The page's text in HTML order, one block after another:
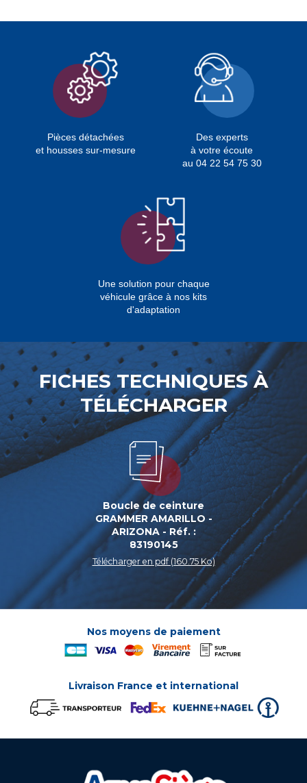
Pièces détachées
et housses sur-mesure
Des experts
à votre écoute
au 04 22 54 75 30
Une solution pour chaque
véhicule grâce à nos kits
d'adaptation
FICHES TECHNIQUES À
TÉLÉCHARGER
Boucle de ceinture
GRAMMER AMARILLO -
ARIZONA - Réf. :
83190145
Télécharger en pdf (160.75 Ko)
Nos moyens de paiement
Livraison France et international